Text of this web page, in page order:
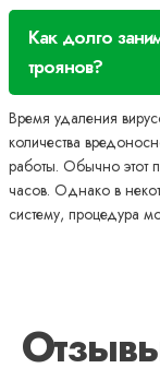
Как долго
троянов?
Время удаления
количества
работы. Обычно этот
часов. Однако в
систему, процедура